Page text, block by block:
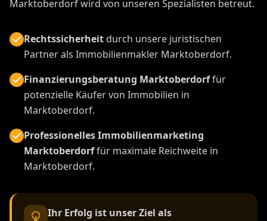
Marktoberdorf wird von unseren Spezialisten betreut.
Rechtssicherheitdurch unsere juristischen
Partner als Immobilienmakler Marktoberdorf.
Finanzierungsberatung Marktoberdorffür
potenzielle Käufer von Immobilien in
Marktoberdorf.
Professionelles Immobilienmarketing
Marktoberdorffür maximale Reichweite in
Marktoberdorf.
Ihr Erfolg ist unser Ziel als